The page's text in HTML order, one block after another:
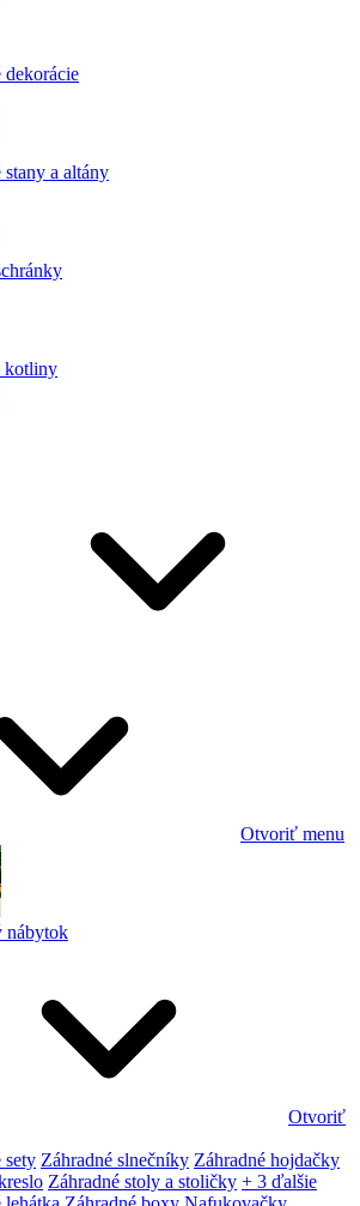
dekorácie
stany a altány
kotliny
Otvoriť menu
nábytok
Otvoriť
sety Záhradné slnečníky Záhradné hojdačky
Záhradné stoly a stoličky + 3 ďalšie